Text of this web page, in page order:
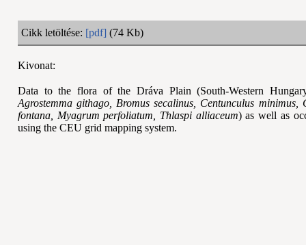
Cikk letöltése: [pdf] (74 Kb)
Kivonat:
Data to the flora of the Dráva Plain (South-Western
Agrostemma githago, Bromus secalinus, Centunculus
fontana, Myagrum perfoliatum, Thlaspi alliaceum) as well as
using the CEU grid mapping system.